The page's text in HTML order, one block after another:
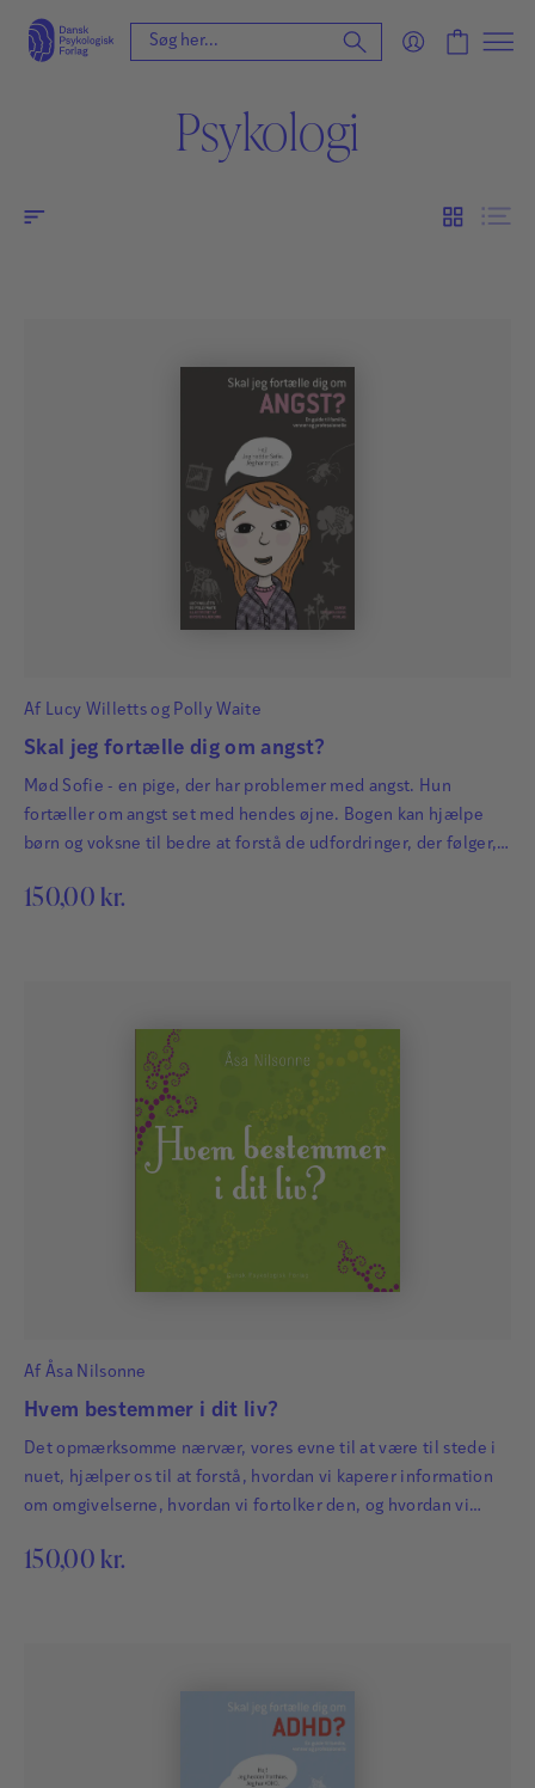
Psykologi
Af Lucy Willetts og Polly Waite
Skal jeg fortælle dig om angst?
Mød Sofie - en pige, der har problemer med angst. Hun
fortæller om angst set med hendes øjne. Bogen kan hjælpe
børn og voksne til bedre at forstå de udfordringer, der følger,
150,00 kr.
Af Åsa Nilsonne
Hvem bestemmer i dit liv?
Det opmærksomme nærvær, vores evne til at være til stede i
nuet, hjælper os til at forstå, hvordan vi kaperer information
om omgivelserne, hvordan vi fortolker den, og hvordan vi
bliver vi mere bevidste om vores egen oplevelse af
150,00 kr.